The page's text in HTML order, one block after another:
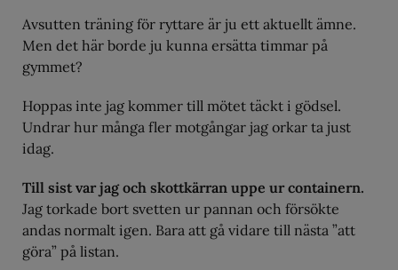
Avsutten träning för ryttare är ju ett aktuellt ämne.
Men det här borde ju kunna ersätta timmar på
gymmet?
Hoppas inte jag kommer till mötet täckt i gödsel.
Undrar hur många fler motgångar jag orkar ta just
idag.
Till sist var jag och skottkärran uppe ur containern.
Jag torkade bort svetten ur pannan och försökte
andas normalt igen. Bara att gå vidare till nästa ”att
göra” på listan.